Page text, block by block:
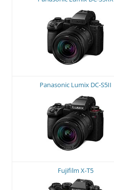
Panasonic Lumix DC-S5II
Fujifilm X-T5